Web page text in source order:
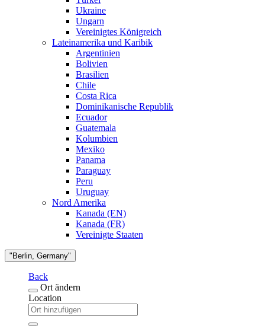
Ukraine
Ungarn
Vereinigtes Königreich
Lateinamerika und Karibik
Argentinien
Bolivien
Brasilien
Chile
Costa Rica
Dominikanische Republik
Ecuador
Guatemala
Kolumbien
Mexiko
Panama
Paraguay
Peru
Uruguay
Nord Amerika
Kanada (EN)
Kanada (FR)
Vereinigte Staaten
"Berlin, Germany"
Back
Ort ändern
Location